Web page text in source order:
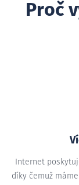
Proč
Internet
díky čemuž